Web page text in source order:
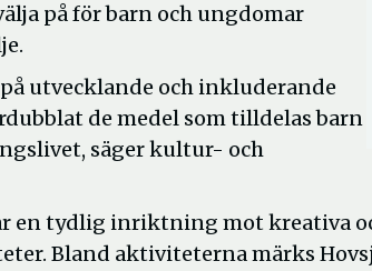
på för barn och ungdomar
utvecklande och inkluderande
de medel som tilldelas barn
säger kultur- och
en tydlig inriktning mot kreativa
Bland aktiviteterna märks